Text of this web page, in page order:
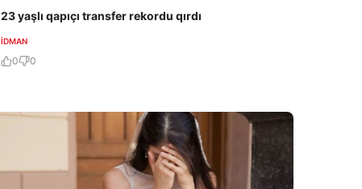
23 yaşlı qapıçı transfer rekordu qırdı
İDMAN
0 0